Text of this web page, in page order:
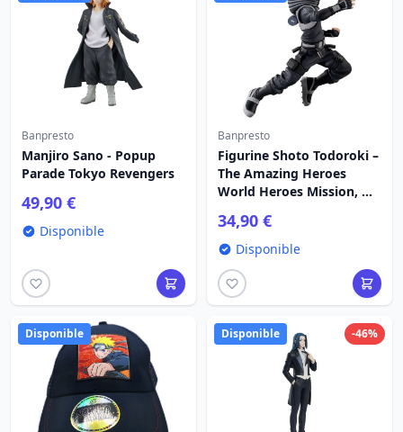
Banpresto
Manjiro Sano - Popup
Parade Tokyo Revengers
49,90 €
Disponible
Banpresto
Figurine Shoto Todoroki –
The Amazing Heroes
World Heroes Mission, My
34,90 €
Disponible
Disponible -46%
Disponible